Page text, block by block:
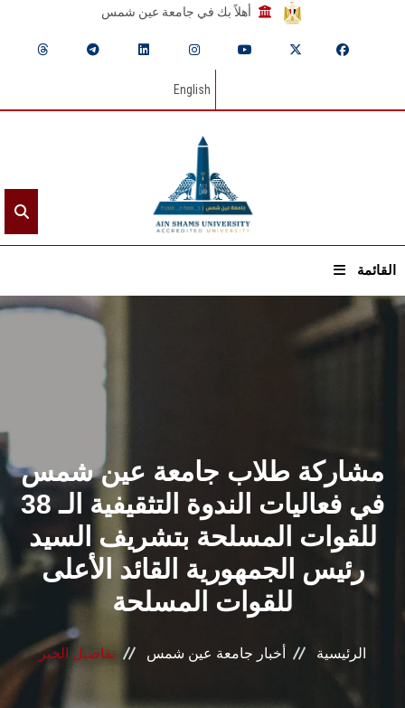
أهلاً بك في جامعة عين شمس
English
القائمة
الشئون الأكاديمية
البحث العلمي
الرعاية الصحية
المراكز والوحدات
الأنظمة الذكية
مشاركة طلاب جامعة عين شمس
في فعاليات الندوة التثقيفية الـ 38
للقوات المسلحة بتشريف السيد
رئيس الجمهورية القائد الأعلى
للقوات المسلحة
الرئيسية أخبار جامعة عين شمس تفاصيل الخبر